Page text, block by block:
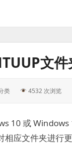
文件
类 4532 次浏览
10 或
相应文件夹进行